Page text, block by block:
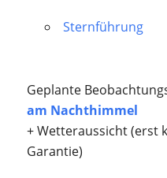
Sternführung
Geplante
am Nachthimmel
+ Wetteraussicht (erst
Garantie)